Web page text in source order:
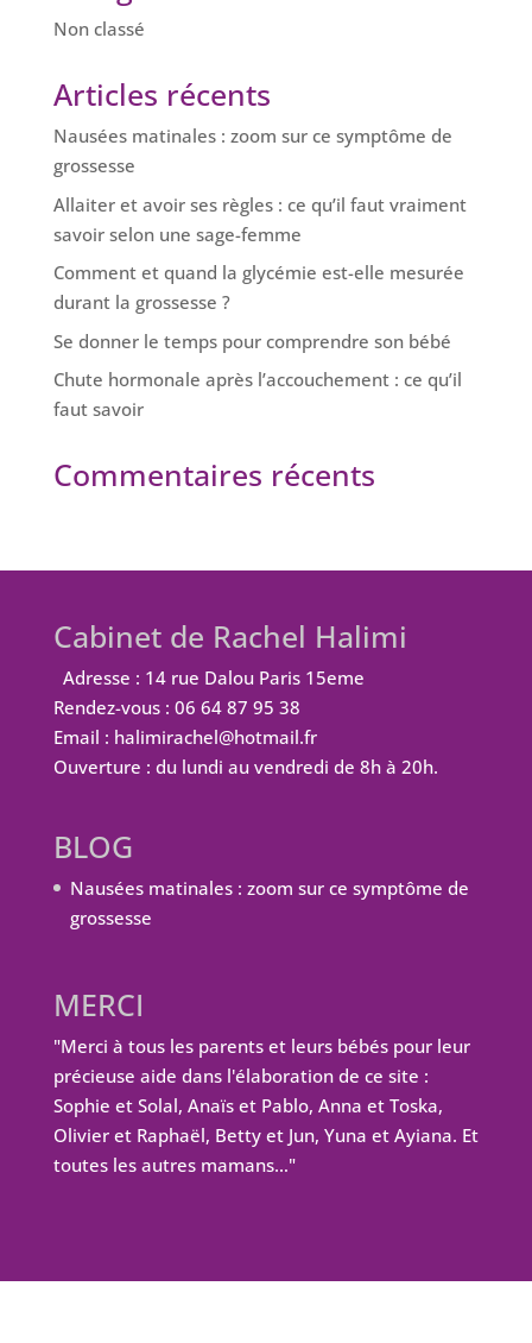
Non classé
Articles récents
Nausées matinales : zoom sur ce symptôme de
grossesse
Allaiter et avoir ses règles : ce qu’il faut vraiment
savoir selon une sage-femme
Comment et quand la glycémie est-elle mesurée
durant la grossesse ?
Se donner le temps pour comprendre son bébé
Chute hormonale après l’accouchement : ce qu’il
faut savoir
Commentaires récents
Cabinet de Rachel Halimi
Adresse : 14 rue Dalou Paris 15eme
Rendez-vous : 06 64 87 95 38
Email : halimirachel@hotmail.fr
Ouverture : du lundi au vendredi de 8h à 20h.
BLOG
Nausées matinales : zoom sur ce symptôme de
grossesse
MERCI
"Merci à tous les parents et leurs bébés pour leur
précieuse aide dans l'élaboration de ce site :
Sophie et Solal, Anaïs et Pablo, Anna et Toska,
Olivier et Raphaël, Betty et Jun, Yuna et Ayiana. Et
toutes les autres mamans…"